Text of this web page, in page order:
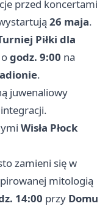
przed koncertami
26 maja.
Piłki dla
godz. 9:00 na
.
juwenaliowy
Wisła Płock
zamieni się w
mitologią
14:00 przy Domu